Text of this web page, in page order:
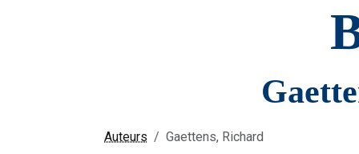
Auteurs Gaettens, Richard